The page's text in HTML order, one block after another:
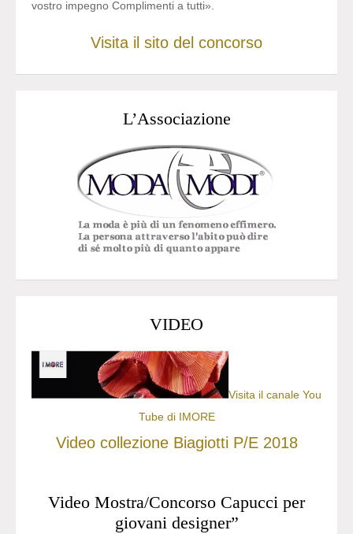
vostro impegno Complimenti a tutti».
Visita il sito del concorso
L’Associazione
VIDEO
Visita il canale You
Tube di IMORE
Video collezione Biagiotti P/E 2018
Video Mostra/Concorso Capucci per
giovani designer”